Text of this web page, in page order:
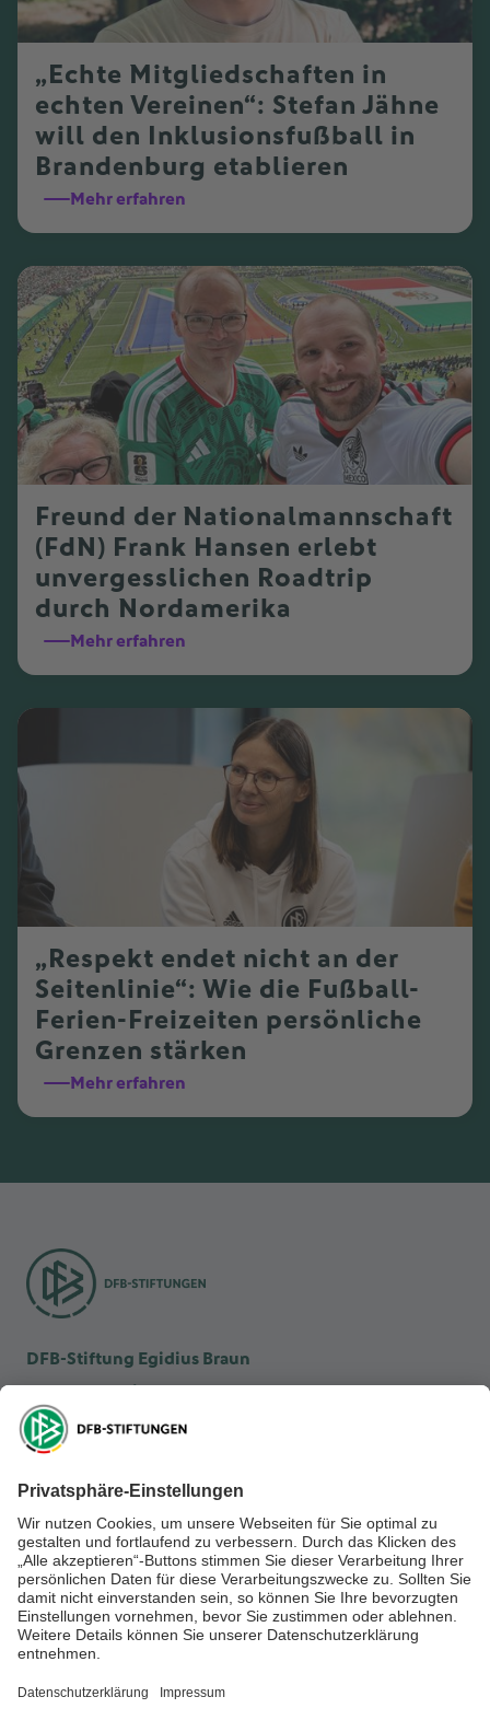
„Echte Mitgliedschaften in
echten Vereinen“: Stefan Jähne
will den Inklusionsfußball in
Brandenburg etablieren
Mehr erfahren
Freund der Nationalmannschaft
(FdN) Frank Hansen erlebt
unvergesslichen Roadtrip
durch Nordamerika
Mehr erfahren
„Respekt endet nicht an der
Seitenlinie“: Wie die Fußball-
Ferien-Freizeiten persönliche
Grenzen stärken
Mehr erfahren
DFB-Stiftung Egidius Braun
DFB-Stiftung Sepp Herberger
NEWSLETTER ABONNIEREN
Anmelden